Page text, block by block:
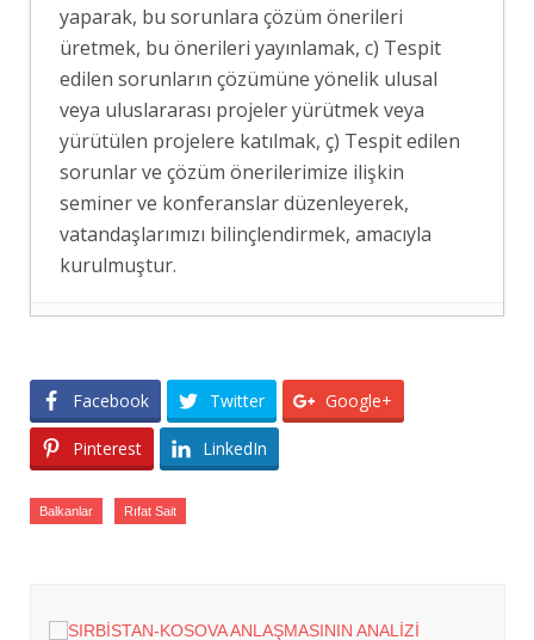
yaparak, bu sorunlara çözüm önerileri
üretmek, bu önerileri yayınlamak, c) Tespit
edilen sorunların çözümüne yönelik ulusal
veya uluslararası projeler yürütmek veya
yürütülen projelere katılmak, ç) Tespit edilen
sorunlar ve çözüm önerilerimize ilişkin
seminer ve konferanslar düzenleyerek,
vatandaşlarımızı bilinçlendirmek, amacıyla
kurulmuştur.
HAREKETLİLİĞİ GERÇEKLEŞTİRİLDİ
Ağustos 2026
SASAM’DAN GÖÇ İDARESİ BAŞKAN
YARDIMCISINA ZİYARET
SASAM’DAN ER GAZİLER VE ŞEHİT
TÜRKİYE’NİN SOMALİ POLİTİKASI:
Facebook Twitter Google+
Pinterest LinkedIn
Balkanlar Rıfat Sait